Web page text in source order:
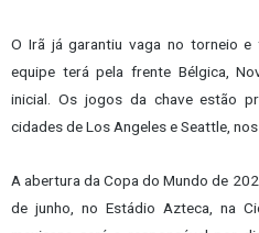
O Irã já garantiu vaga no torneio
equipe terá pela frente Bélgica,
inicial. Os jogos da chave estão
cidades de Los Angeles e Seattle,
A abertura da Copa do Mundo de
de junho, no Estádio Azteca, na